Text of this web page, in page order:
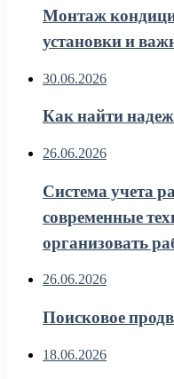
Монтаж
установки и
30.06.2026
Как найти
26.06.2026
Система учета
современные
организовать
26.06.2026
Поисковое
18.06.2026